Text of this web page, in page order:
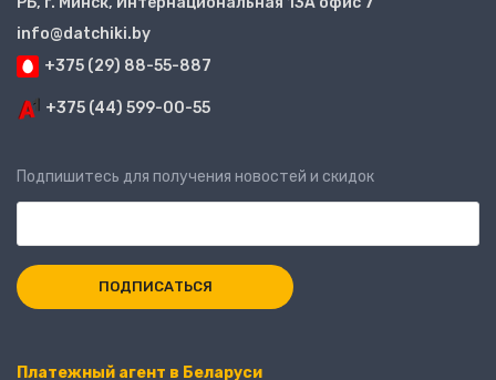
info@datchiki.by
+375 (29) 88-55-887
+375 (44) 599-00-55
Подпишитесь для получения новостей и скидок
Платежный агент в Беларуси